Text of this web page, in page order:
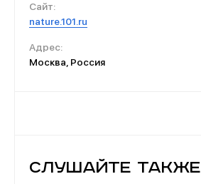
Сайт:
nature.101.ru
Адрес:
Москва, Россия
Слушайте также